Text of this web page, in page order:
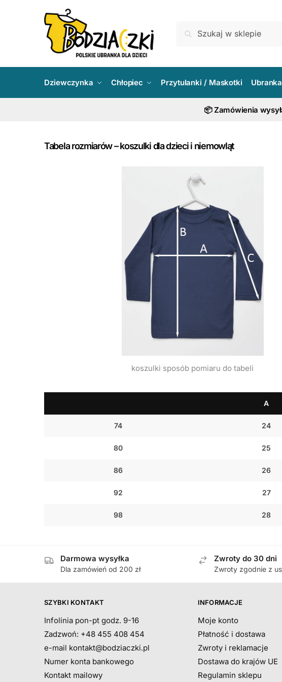
Dziewczynka Chłopiec Przytulanki / Maskotki
📦 Zamówienia
Tabela rozmiarów – koszulki dla dzieci i niemowląt
koszulki sposób pomiaru do tabeli
A
74 24
80 25
86 26
92 27
98 28
Darmowa wysyłka
Dla zamówień od 200 zł
Zwroty do 30 dni
Zwroty zgodnie z
SZYBKI KONTAKT
Infolinia pon-pt godz. 9-16
Zadzwoń: +48 455 408 454
e-mail kontakt@bodziaczki.pl
Numer konta bankowego
Kontakt mailowy
INFORMACJE
Moje konto
Płatność i dostawa
Zwroty i reklamacje
Dostawa do krajów UE
Regulamin sklepu